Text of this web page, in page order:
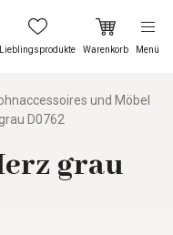
Lieblingsprodukte Warenkorb Menü
und Möbel
D0762
grau